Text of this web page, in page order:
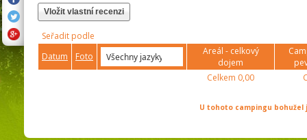
Vložit vlastní recenzi
Seřadit podle
Datum
Foto
Areál - celkový
dojem
Celkem 0,00
U tohoto campingu